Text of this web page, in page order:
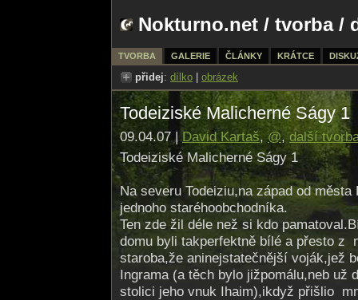
Nokturno.net / tvorba/
TVORBA GALERIE ČLÁNKY KRÁTCE
přidej: dílko obrázek
Todeiziské Malicherné Ságy 1
09.04.07 | David Kartaš,@,další
Todeiziské Malicherné Ságy 1
Na severu Todeiziu,na západ od
jednoho staréhoobchodníka.
Ten zde žil déle než si kdo
domu byli takperfektně bílé a přesto z
staroba,že aninejstatečnější voják,jež
Ingrama (a těch bylo jižpomálu,neb už
stolici jeho vnuk Ihaim),ikdyž přišlio